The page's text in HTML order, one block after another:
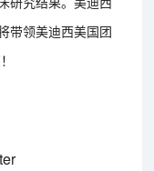
带领美迪西美国团